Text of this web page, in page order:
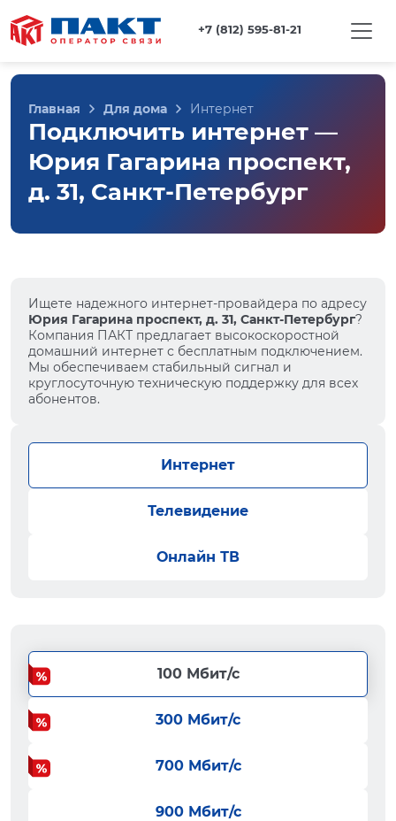
+7 (812) 595-81-21
Главная Для дома Интернет
Подключить интернет —
Юрия Гагарина проспект,
д. 31, Санкт-Петербург
Ищете надежного интернет-провайдера по адресу
Юрия Гагарина проспект, д. 31, Санкт-Петербург?
Компания ПАКТ предлагает высокоскоростной
домашний интернет с бесплатным подключением.
Мы обеспечиваем стабильный сигнал и
круглосуточную техническую поддержку для всех
абонентов.
Интернет
Телевидение
Онлайн ТВ
100 Мбит/с
300 Мбит/с
700 Мбит/с
900 Мбит/с